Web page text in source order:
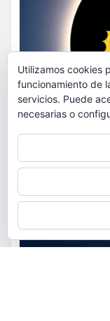
Utilizamos cookies
funcionamiento de
servicios. Puede
necesarias o
Para obtener más